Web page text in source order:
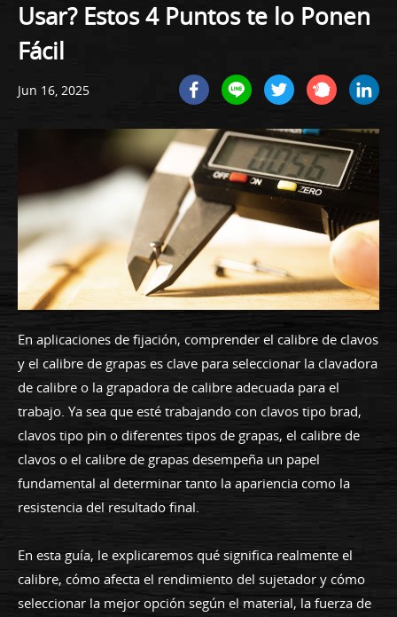
Usar? Estos 4 Puntos te lo Ponen
Fácil
Jun 16, 2025
En aplicaciones de fijación, comprender el calibre de clavos
y el calibre de grapas es clave para seleccionar la clavadora
de calibre o la grapadora de calibre adecuada para el
trabajo. Ya sea que esté trabajando con clavos tipo brad,
clavos tipo pin o diferentes tipos de grapas, el calibre de
clavos o el calibre de grapas desempeña un papel
fundamental al determinar tanto la apariencia como la
resistencia del resultado final.
En esta guía, le explicaremos qué significa realmente el
calibre, cómo afecta el rendimiento del sujetador y cómo
seleccionar la mejor opción según el material, la fuerza de